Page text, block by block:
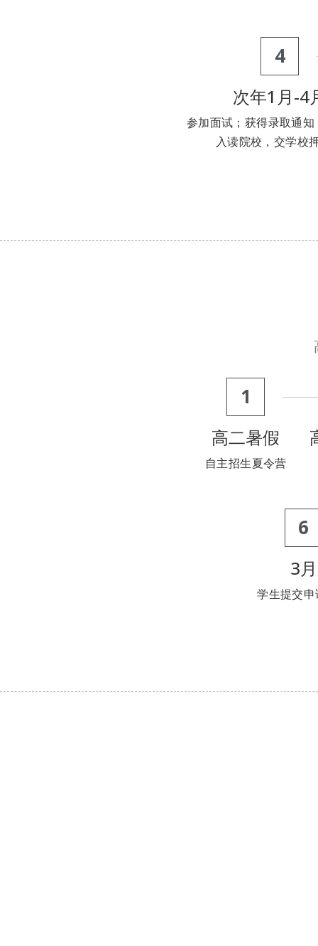
4
次年1月-4
参加面试；获得录取通
入读院校，交学校
1
高二暑假
自主招生夏令营
6
3月
学生提交